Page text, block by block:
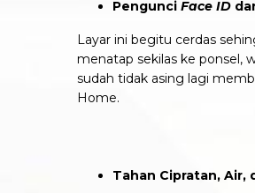
Pengunci Face ID
Layar ini begitu cerdas
menatap sekilas ke ponsel,
sudah tidak asing lagi
Home.
Tahan Cipratan, Air,